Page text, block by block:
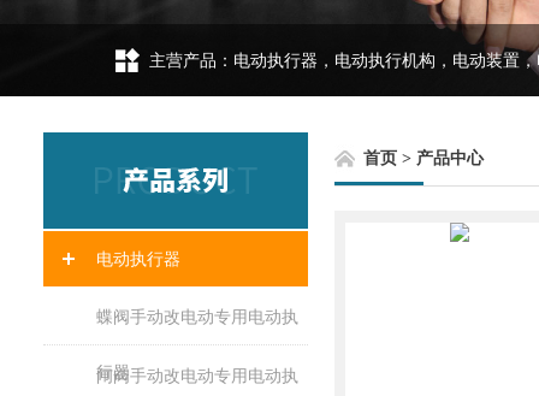
主营产品：电动执行器，电动执行机构，电动装置
电动执行器
蝶阀手动改电动专用电动执
行器
闸阀手动改电动专用电动执
首页> 产品中心